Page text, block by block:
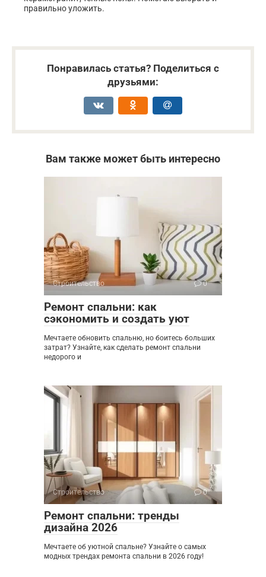
правильно уложить.
Понравилась статья? Поделиться с
друзьями:
Вам также может быть интересно
Строительство 0
Ремонт спальни: как
сэкономить и создать уют
Мечтаете обновить спальню, но боитесь больших
затрат? Узнайте, как сделать ремонт спальни
недорого и
Строительство 0
Ремонт спальни: тренды
дизайна 2026
Мечтаете об уютной спальне? Узнайте о самых
модных трендах ремонта спальни в 2026 году!